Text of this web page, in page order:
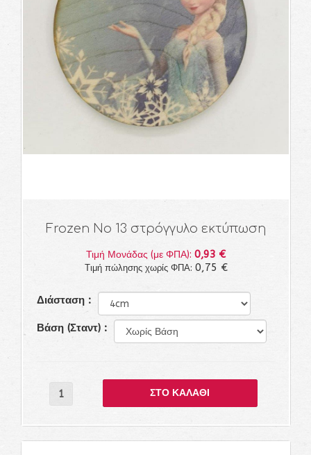
Frozen Νο 13 στρόγγυλο εκτύπωση
Τιμή Μονάδας (με ΦΠΑ): 0,93 €
Τιμή πώλησης χωρίς ΦΠΑ: 0,75 €
Διάσταση :
Βάση (Σταντ) :